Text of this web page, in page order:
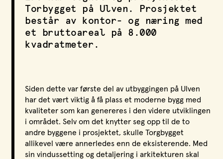
LPO Svalbard
LPO Bergen
LOF
Torbygget på Ulven. Prosjektet
består av kontor- og næring med
et bruttoareal på 8.000
kvadratmeter.
Kontor og næring
Oppdragsgiver
OBOS
Sted
Ulvenveien 82, Oslo
Siden dette var første del av utbyggingen på Ulven
har det vært viktig å få plass et moderne bygg med
kvaliteter som kan genereres i den videre utviklingen
i området. Selv om det knytter seg opp til de to
andre byggene i prosjektet, skulle Torgbygget
allikevel være annerledes enn de eksisterende. Med
sin vindussetting og detaljering i arkitekturen skal